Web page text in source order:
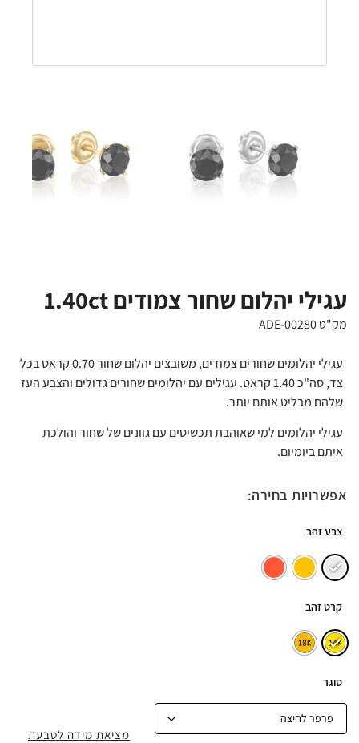
עגילי יהלום שחור צמודים 1.40ct
מק"ט ADE-00280
עגילי יהלומים שחורים צמודים, משובצים יהלום שחור 0.70 קראט בכל
צד, סה"כ 1.40 קראט. עגילים עם יהלומים שחורים גדולים והצבע העז
שלהם מבליט אותם יותר.
עגילי יהלומים למי שאוהבת תכשיטים עם גוונים של שחור והולכת
איתם ביומיום.
אפשרויות בחירה:
צבע זהב
קרט זהב
סוגר
מציאת מידה לטבעת